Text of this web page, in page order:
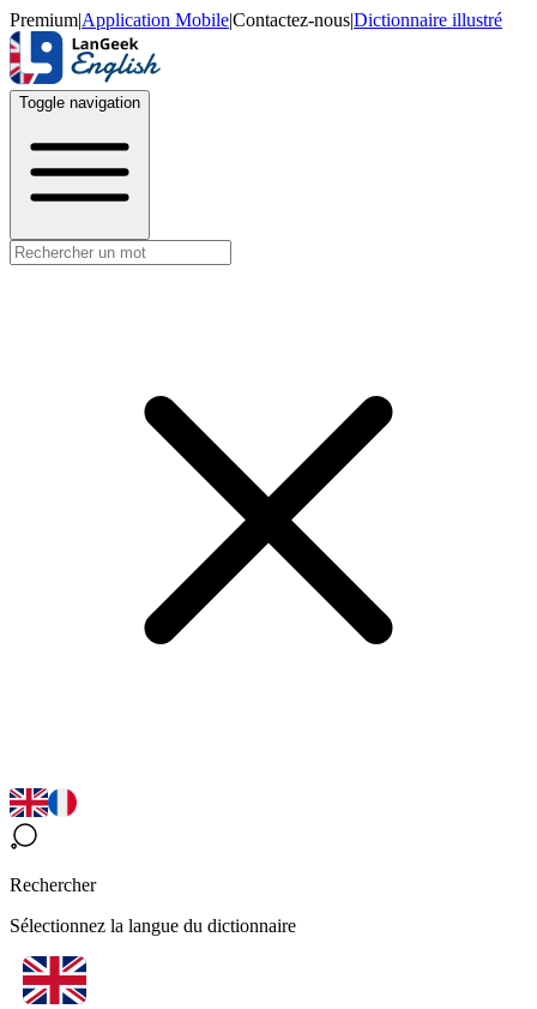
Premium|Application Mobile|Contactez-nous|Dictionnaire illustré
Toggle navigation
Rechercher
Sélectionnez la langue du dictionnaire